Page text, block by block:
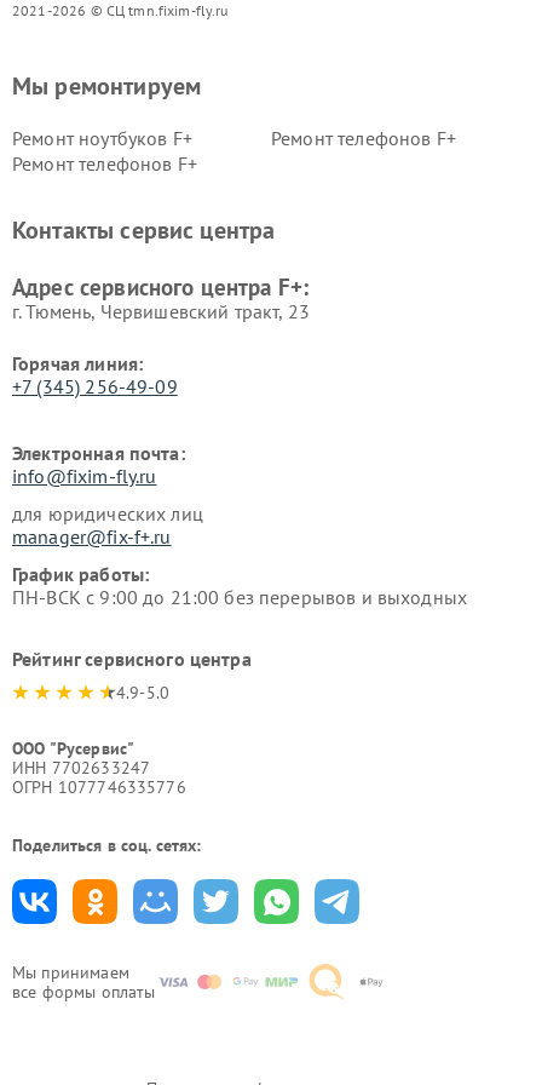
2021-2026 © СЦ tmn.fixim-fly.ru
Мы принимаем
все формы оплаты
Мы ремонтируем
Ремонт ноутбуков F+
Ремонт телефонов F+
Ремонт телефонов F+
Контакты сервис центра
Адрес сервисного центра F+:
г. Тюмень, ​Червишевский тракт, 23
Горячая линия:
+7 (345) 256-49-09
Электронная почта:
info@fixim-fly.ru
для юридических лиц
manager@fix-f+.ru
График работы:
ПН-ВСК с 9:00 до 21:00 без перерывов и выходных
Рейтинг сервисного центра
4.9-5.0
ООО "Русервис"
ИНН 7702633247
ОГРН 1077746335776
Поделиться в соц. сетях: